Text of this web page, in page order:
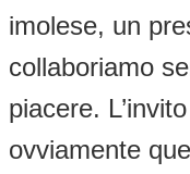
imolese, un
collaboriamo
piacere.
ovviamente